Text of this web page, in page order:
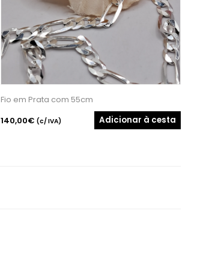
Fio em Prata com 55cm
140,00€(c/ IVA) Adicionar à cesta